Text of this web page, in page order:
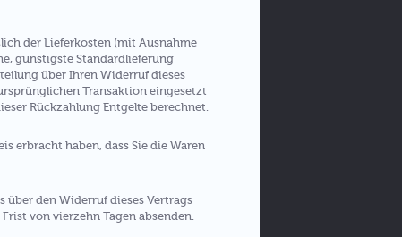
der Lieferkosten (mit Ausnahme
günstigste Standardlieferung
über Ihren Widerruf dieses
Transaktion eingesetzt
Rückzahlung Entgelte berechnet.
erbracht haben, dass Sie die Waren
über den Widerruf dieses Vertrags
von vierzehn Tagen absenden.